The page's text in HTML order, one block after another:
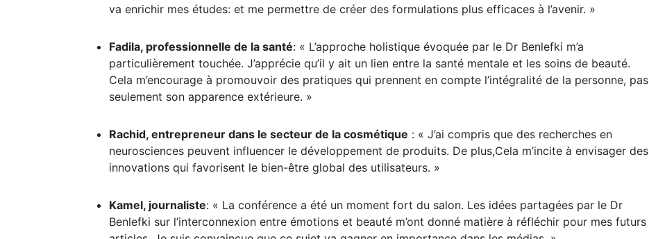
va enrichir mes études: et me permettre de créer des formulations plus efficaces à l’avenir. »
Fadila, professionnelle de la santé: « L’approche holistique évoquée par le Dr Benlefki m’a
particulièrement touchée. J’apprécie qu’il y ait un lien entre la santé mentale et les soins de beauté.
Cela m’encourage à promouvoir des pratiques qui prennent en compte l’intégralité de la personne, pas
seulement son apparence extérieure. »
Rachid, entrepreneur dans le secteur de la cosmétique : « J’ai compris que des recherches en
neurosciences peuvent influencer le développement de produits. De plus,Cela m’incite à envisager des
innovations qui favorisent le bien-être global des utilisateurs. »
Kamel, journaliste: « La conférence a été un moment fort du salon. Les idées partagées par le Dr
Benlefki sur l’interconnexion entre émotions et beauté m’ont donné matière à réfléchir pour mes futurs